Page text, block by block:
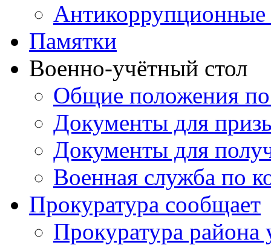
Антикоррупционные
Памятки
Военно-учётный стол
Общие положения
Документы для
Документы для
Военная служба по
Прокуратура сообщает
Прокуратура района